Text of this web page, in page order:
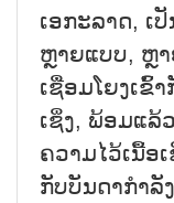
ເອກະລາດ, ເ
ຫຼາຍແບບ, ຫຼ
ເຊື່ອມໂຍງເຂົ້
ເຊິ່ງ, ພ້ອມແ
ຄວາມໄວ້ເນື້ອ
ກັບບັນດາກຳລັ